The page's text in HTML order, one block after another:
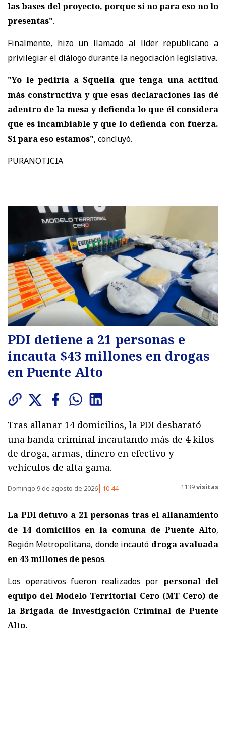
las bases del proyecto, porque si no para eso no lo
presentas".
Finalmente, hizo un llamado al líder republicano a
privilegiar el diálogo durante la negociación legislativa.
"Yo le pediría a Squella que tenga una actitud
más constructiva y que esas declaraciones las dé
adentro de la mesa y defienda lo que él considera
que es incambiable y que lo defienda con fuerza.
Si para eso estamos", concluyó.
PURANOTICIA
PDI detiene a 21 personas e
incauta $43 millones en drogas
en Puente Alto
Tras allanar 14 domicilios, la PDI desbarató
una banda criminal incautando más de 4 kilos
de droga, armas, dinero en efectivo y
vehículos de alta gama.
Domingo 9 de agosto de 2026 10:44 1139visitas
La PDI detuvo a 21 personas tras el allanamiento
de 14 domicilios en la comuna de Puente Alto,
Región Metropolitana, donde incautó droga avaluada
en 43 millones de pesos.
Los operativos fueron realizados por personal del
equipo del Modelo Territorial Cero (MT Cero) de
la Brigada de Investigación Criminal de Puente
Alto.